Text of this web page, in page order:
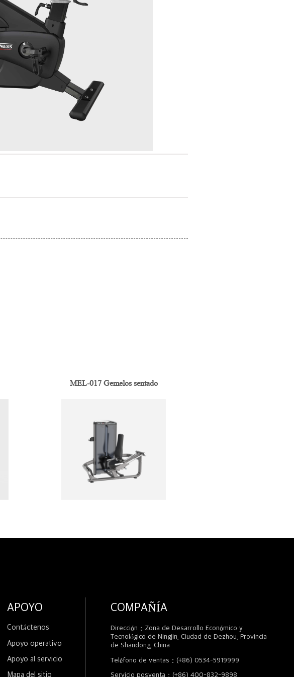
MEL-017 Gemelos sentado
APOYO
Contáctenos
Apoyo operativo
Apoyo al servicio
Mapa del sitio
COMPAÑÍA
Dirección：Zona de Desarrollo Económico y
Tecnológico de Ningjin, Ciudad de Dezhou, Provincia
de Shandong, China
Teléfono de ventas：(+86) 0534-5919999
Servicio posventa：(+86) 400-832-9898